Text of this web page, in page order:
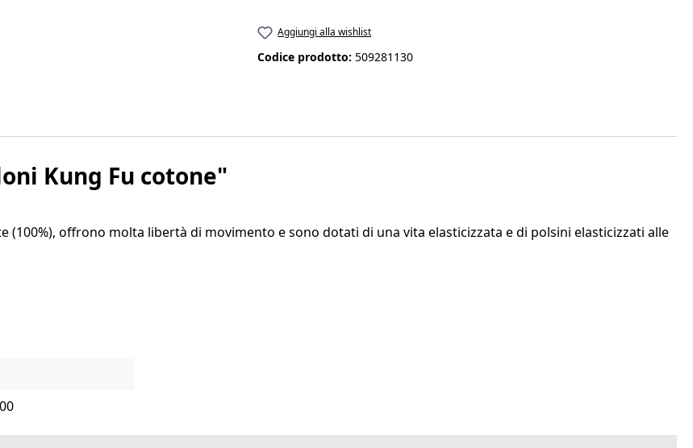
Aggiungi alla wishlist
Codice prodotto: 509281130
Kung Fu cotone"
(100%), offrono molta libertà di movimento e sono dotati di una vita elasticizzata e di polsini elasticizzati alle